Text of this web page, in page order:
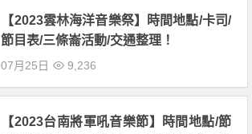
【2023雲林海洋音樂祭】時間地點/卡司/
節目表/三條崙活動/交通整理！
07月25日 9,236
【2023台南將軍吼音樂節】時間地點/節